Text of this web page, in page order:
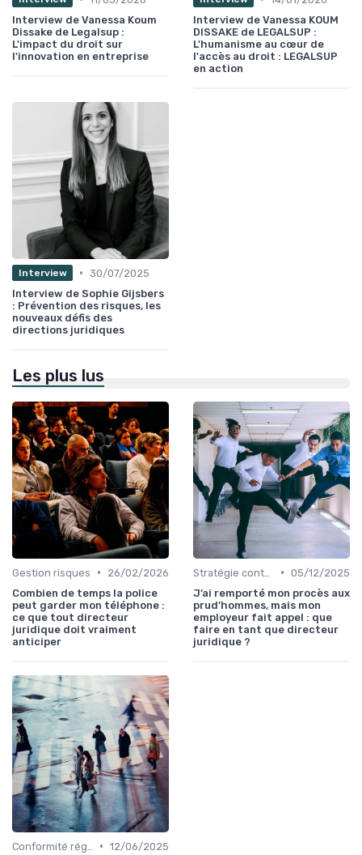
Interview de Vanessa Koum
Dissake de Legalsup :
L'impact du droit sur
l'innovation en entreprise
Interview de Vanessa KOUM
DISSAKE de LEGALSUP :
L'humanisme au cœur de
l'accès au droit : LEGALSUP
en action
Interview • 30/07/2025
Interview de Sophie Gijsbers
: Prévention des risques, les
nouveaux défis des
directions juridiques
Les plus lus
Gestion risques •
26/02/2026
Combien de temps la police
peut garder mon téléphone :
ce que tout directeur
juridique doit vraiment
anticiper
• 05/12/2025
J’ai remporté mon procès aux
prud’hommes, mais mon
employeur fait appel : que
faire en tant que directeur
juridique ?
• 12/06/2025